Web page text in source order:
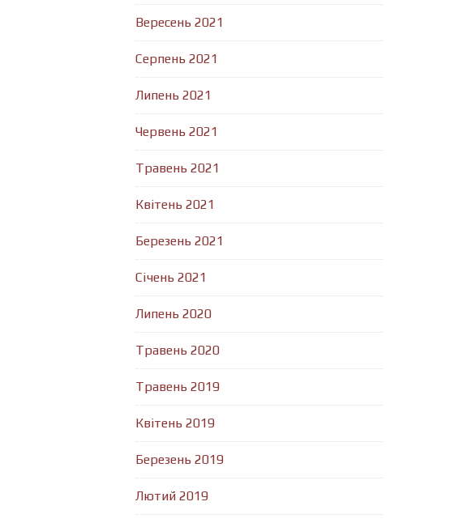
Вересень 2021
Серпень 2021
Липень 2021
Червень 2021
Травень 2021
Квітень 2021
Березень 2021
Січень 2021
Липень 2020
Травень 2020
Травень 2019
Квітень 2019
Березень 2019
Лютий 2019